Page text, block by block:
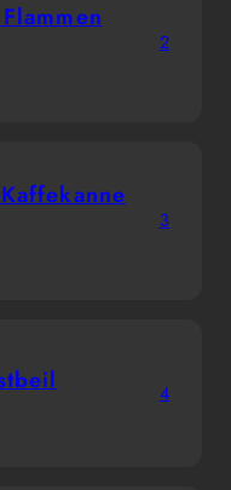
2
3
4